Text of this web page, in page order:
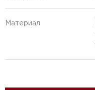
Материал